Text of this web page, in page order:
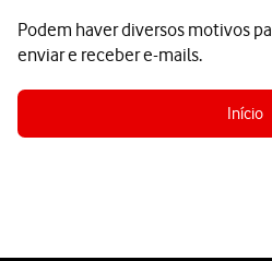
Podem haver diversos motivos
enviar e receber e-mails.
Início